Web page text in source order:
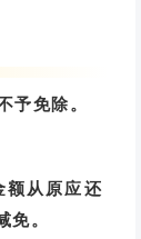
免除。
额从原应还
。